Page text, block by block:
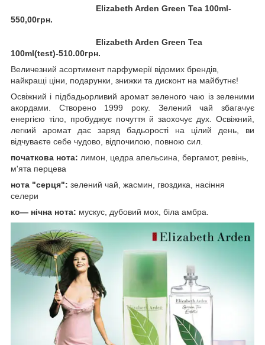
Elizabeth Arden Green Tea 100ml-
550,00грн.
Elizabeth Arden Green Tea
100ml(test)-510.00грн.
Величезний асортимент парфумерії відомих брендів,
найкращі ціни, подарунки, знижки та дисконт на майбутнє!
Освіжний і підбадьорливий аромат зеленого чаю із зеленими
акордами. Створено 1999 року. Зелений чай збагачує
енергією тіло, пробуджує почуття й заохочує дух. Освіжний,
легкий аромат дає заряд бадьорості на цілий день, ви
відчуваєте себе чудово, відпочилою, повною сил.
початкова нота: лимон, цедра апельсина, бергамот, ревінь,
м'ята перцева
нота "серця": зелений чай, жасмин, гвоздика, насіння
селери
ко— нічна нота: мускус, дубовий мох, біла амбра.